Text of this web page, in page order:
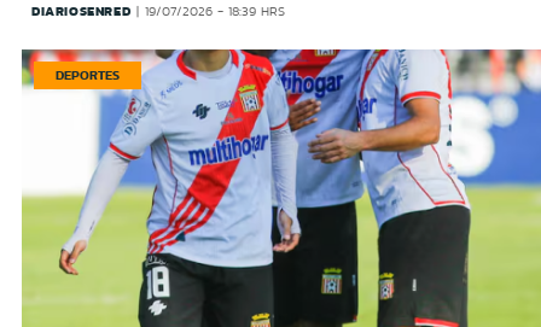
DIARIOSENRED 19/07/2026 - 18:39 HRS
DEPORTES